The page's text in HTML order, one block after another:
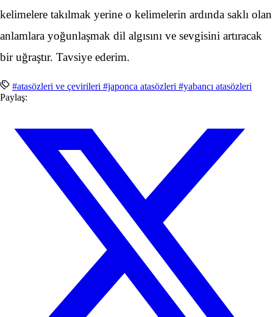
kelimelere takılmak yerine o kelimelerin ardında saklı olan
anlamlara yoğunlaşmak dil algısını ve sevgisini artıracak
bir uğraştır. Tavsiye ederim.
#atasözleri ve çevirileri #japonca atasözleri #yabancı atasözleri
Paylaş: